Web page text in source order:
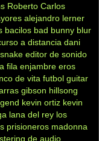
Roberto Carlos
alejandro lerner
bacilos bad bunny blur
a distancia dani
editor de sonido
fila enjambre eros
de vita futbol guitar
gibson hillsong
kevin ortiz kevin
lana del rey los
prisioneros madonna
de audio